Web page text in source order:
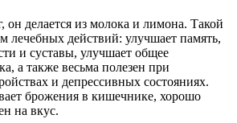
он делается из молока и лимона. Такой
лечебных действий: улучшает память,
и суставы, улучшает общее
а также весьма полезен при
и депрессивных состояниях.
брожения в кишечнике, хорошо
на вкус.